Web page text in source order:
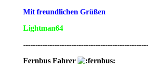
Mit freundlichen Grüßen
Lightman64
Fernbus Fahrer